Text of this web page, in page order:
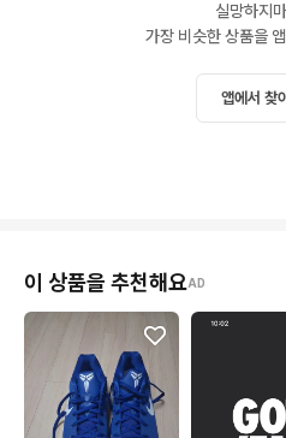
실망하지
가장 비슷한 상품을
앱에서 찾
이 상품을 추천해요AD